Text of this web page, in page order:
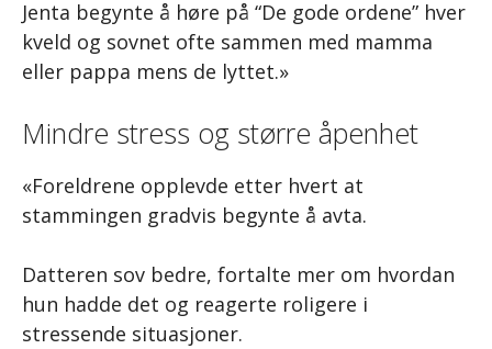
Jenta begynte å høre på “De gode ordene” hver
kveld og sovnet ofte sammen med mamma
eller pappa mens de lyttet.»
Mindre stress og større åpenhet
«Foreldrene opplevde etter hvert at
stammingen gradvis begynte å avta.
Datteren sov bedre, fortalte mer om hvordan
hun hadde det og reagerte roligere i
stressende situasjoner.